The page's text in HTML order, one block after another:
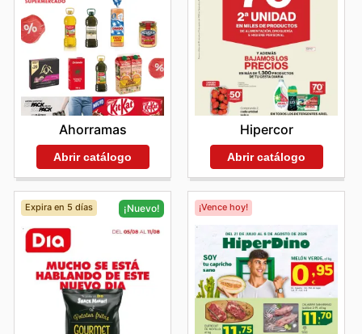
Ahorramas
Abrir catálogo
Hipercor
Abrir catálogo
Expira en 5 días ¡Nuevo! ¡Vence hoy!